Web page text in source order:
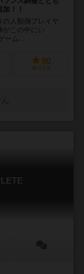
！！
の人類側プレイヤ
がこの中にい
ーム...
90
持ってる